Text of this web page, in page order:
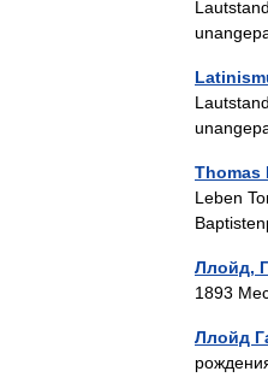
Thomas
Leben
Ллойд,
1893
Ллойд